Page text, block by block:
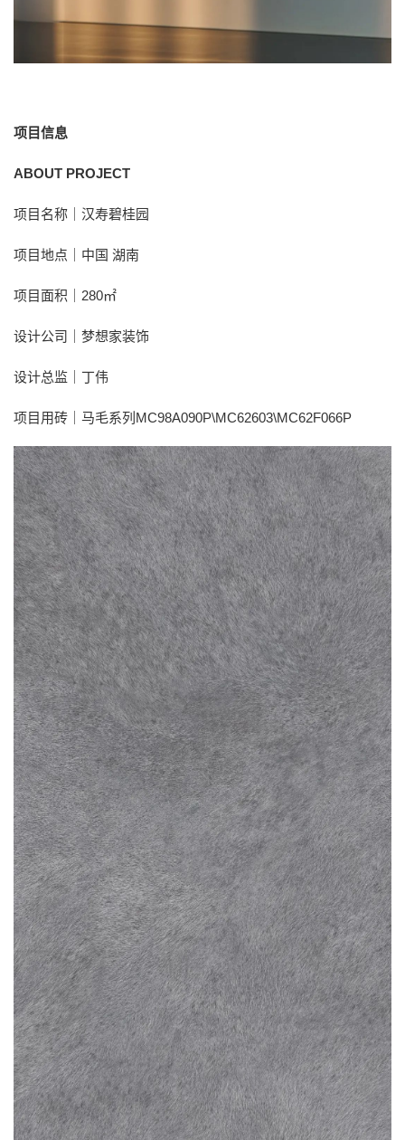
项目信息
ABOUT PROJECT‍‍‍‍‍‍‍‍
项目名称｜汉寿碧桂园
项目地点｜中国 湖南
项目面积｜280㎡
设计公司｜梦想家装饰
设计总监｜丁伟
项目用砖｜马毛系列MC98A090P\MC62603\MC62F066P